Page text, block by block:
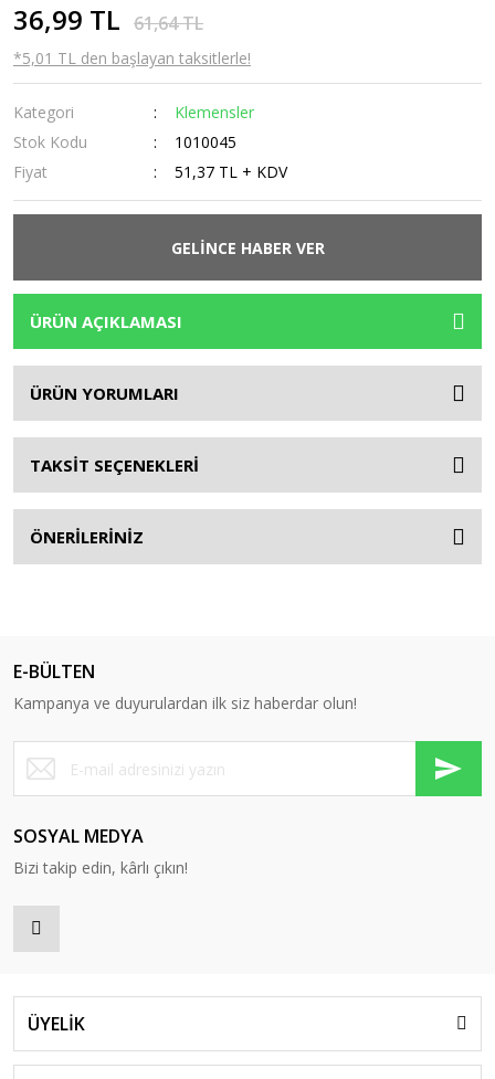
36,99 TL 61,64 TL
*5,01 TL den başlayan taksitlerle!
Kategori
Klemensler
Stok Kodu
1010045
Fiyat
51,37 TL + KDV
GELİNCE HABER VER
ÜRÜN AÇIKLAMASI
ÜRÜN YORUMLARI
TAKSİT SEÇENEKLERİ
ÖNERİLERİNİZ
E-BÜLTEN
Kampanya ve duyurulardan ilk siz haberdar olun!
SOSYAL MEDYA
Bizi takip edin, kârlı çıkın!
ÜYELİK